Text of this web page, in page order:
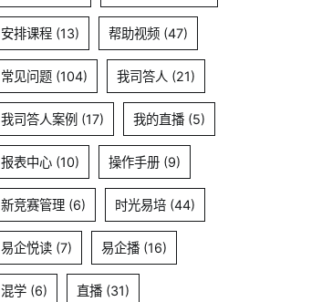
安排课程 (13) 帮助视频 (47)
常见问题 (104) 我司答人 (21)
我司答人案例 (17) 我的直播 (5)
报表中心 (10) 操作手册 (9)
新竞赛管理 (6) 时光易培 (44)
易企悦读 (7) 易企播 (16)
混学 (6) 直播 (31)